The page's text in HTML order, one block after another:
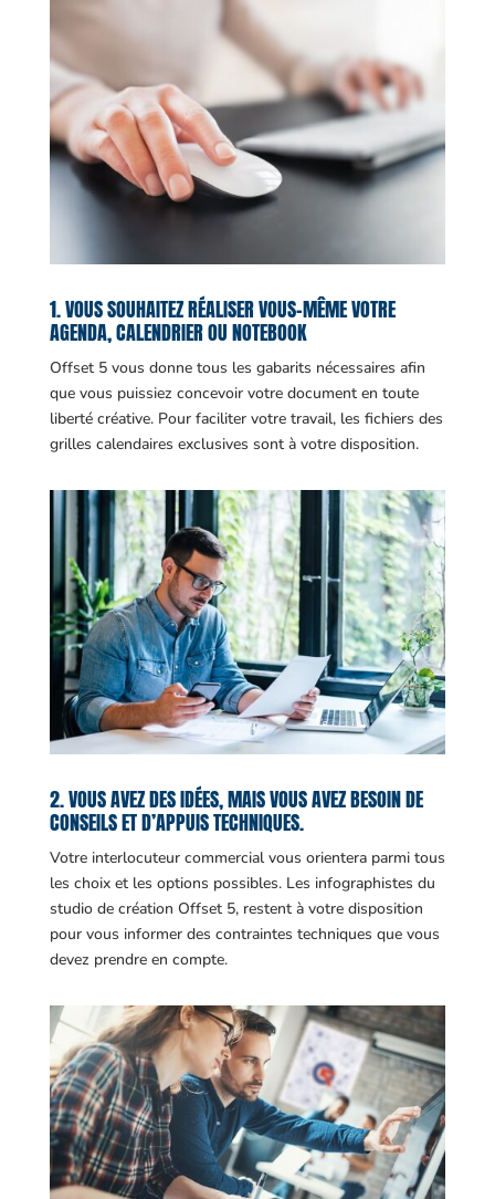
1. VOUS SOUHAITEZ RÉALISER VOUS-MÊME VOTRE
AGENDA, CALENDRIER OU NOTEBOOK
Offset 5 vous donne tous les gabarits nécessaires afin
que vous puissiez concevoir votre document en toute
liberté créative. Pour faciliter votre travail, les fichiers des
grilles calendaires exclusives sont à votre disposition.
2. VOUS AVEZ DES IDÉES, MAIS VOUS AVEZ BESOIN DE
CONSEILS ET D’APPUIS TECHNIQUES.
Votre interlocuteur commercial vous orientera parmi tous
les choix et les options possibles. Les infographistes du
studio de création Offset 5, restent à votre disposition
pour vous informer des contraintes techniques que vous
devez prendre en compte.